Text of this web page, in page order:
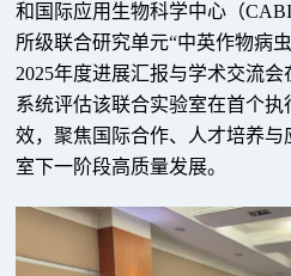
和国际应用生物科学中心（
所级联合研究单元“中英作物病
2025年度进展汇报与学术交流
系统评估该联合实验室在首个
效，聚焦国际合作、人才培养
室下一阶段高质量发展。